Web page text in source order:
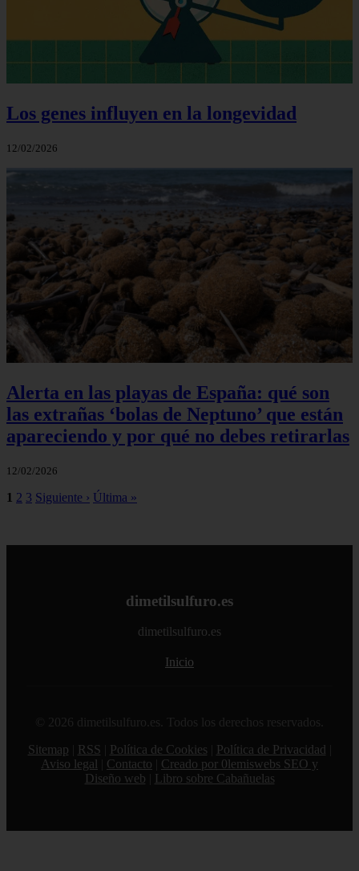
Los genes influyen en la longevidad
12/02/2026
Alerta en las playas de España: qué son
las extrañas ‘bolas de Neptuno’ que están
apareciendo y por qué no debes retirarlas
12/02/2026
1 2 3 Siguiente › Última »
dimetilsulfuro.es
dimetilsulfuro.es
Inicio
© 2026 dimetilsulfuro.es. Todos los derechos reservados.
Sitemap
RSS Política de Cookies Política de Privacidad
Aviso legal
Contacto
Creado por 0lemiswebs SEO y
Diseño web
Libro sobre Cabañuelas